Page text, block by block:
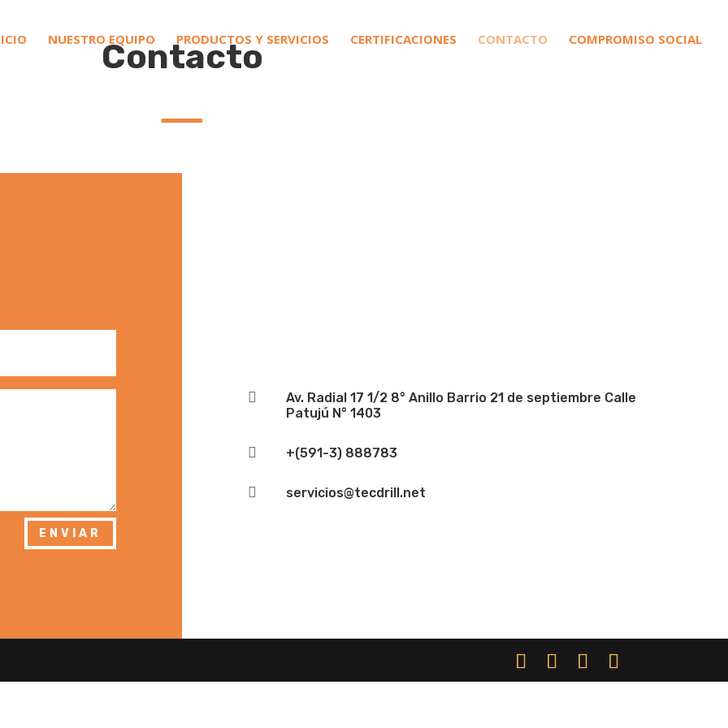
NUESTRO EQUIPO PRODUCTOS Y SERVICIOS CERTIFICACIONES CONTACTO COMPROMISO SOCIAL
Contacto
ENVIAR

Av. Radial 17 1/2 8° Anillo Barrio 21 de septiembre Calle
Patujú N° 1403
 +(591-3) 888783
 servicios@tecdrill.net